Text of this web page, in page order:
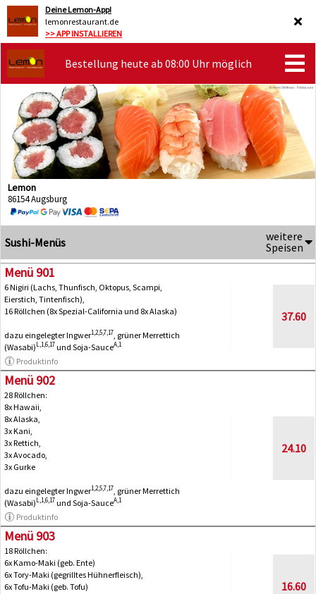
Deine Lemon-App!
lemonrestaurant.de
>> APP INSTALLIEREN
Bestellung heute ab 08:00 Uhr möglich
Lemon
86154 Augsburg
Sushi-Menüs
weitere
Speisen
Menü 901
6 Nigiri (Lachs, Thunfisch, Oktopus, Scampi,
Eierstich, Tintenfisch),
16 Röllchen (8x Spezial-California und 8x Alaska)
dazu eingelegter Ingwer1,2,5,7,17 , grüner Merrettich
(Wasabi)L,1,6,17und Soja-SauceA,1
Produktinfo
37.60
Menü 902
28 Röllchen:
8x Hawaii,
8x Alaska,
3x Kani,
3x Rettich,
3x Avocado,
3x Gurke
dazu eingelegter Ingwer1,2,5,7,17 , grüner Merrettich
(Wasabi)L,1,6,17und Soja-SauceA,1
Produktinfo
24.10
Menü 903
18 Röllchen:
6x Kamo-Maki (geb. Ente)
6x Tory-Maki (gegrilltes Hühnerfleisch),
6x Tofu-Maki (geb. Tofu)
16.60